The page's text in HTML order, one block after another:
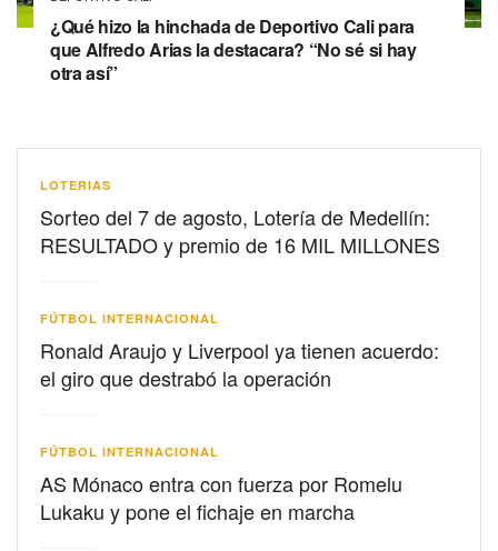
¿Qué hizo la hinchada de Deportivo Cali para
que Alfredo Arias la destacara? “No sé si hay
otra así”
LOTERIAS
Sorteo del 7 de agosto, Lotería de Medellín:
RESULTADO y premio de 16 MIL MILLONES
FÚTBOL INTERNACIONAL
Ronald Araujo y Liverpool ya tienen acuerdo:
el giro que destrabó la operación
FÚTBOL INTERNACIONAL
AS Mónaco entra con fuerza por Romelu
Lukaku y pone el fichaje en marcha